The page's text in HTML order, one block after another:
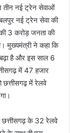
तीन नई ट्रेन सेवाओं
नई ट्रेन सेवा की
3 करोड़ जनता की
मुख्यमंत्री ने कहा कि
है और इस साल 6
में 47 हजार
छत्तीसगढ़ में रेलवे
छत्तीसगढ़ के 32 रेलवे